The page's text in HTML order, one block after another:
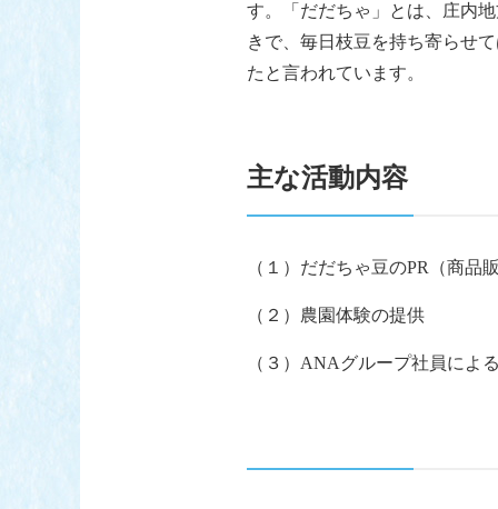
す。「だだちゃ」とは、庄内
きで、毎日枝豆を持ち寄らせ
たと言われています。
主な活動内容
（１）だだちゃ豆のPR（商品
（２）農園体験の提供
（３）ANAグループ社員によ